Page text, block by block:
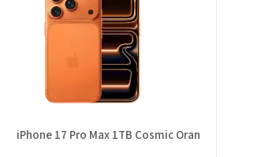
iPhone 17 Pro Max 1TB Cosmic Oran